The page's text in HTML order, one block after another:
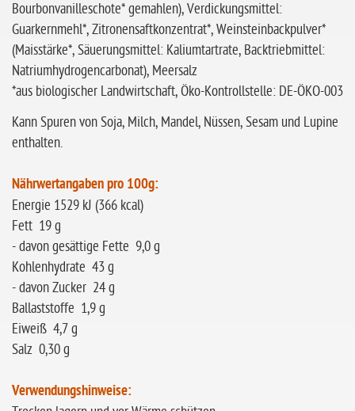
Bourbonvanilleschote* gemahlen), Verdickungsmittel:
Guarkernmehl*, Zitronensaftkonzentrat*, Weinsteinbackpulver*
(Maisstärke*, Säuerungsmittel: Kaliumtartrate, Backtriebmittel:
Natriumhydrogencarbonat), Meersalz
*aus biologischer Landwirtschaft, Öko-Kontrollstelle: DE-ÖKO-003
Kann Spuren von Soja, Milch, Mandel, Nüssen, Sesam und Lupine
enthalten.
Nährwertangaben pro 100g:
Energie 1529 kJ (366 kcal)
Fett 19 g
- davon gesättige Fette 9,0 g
Kohlenhydrate 43 g
- davon Zucker 24 g
Ballaststoffe 1,9 g
Eiweiß 4,7 g
Salz 0,30 g
Verwendungshinweise: